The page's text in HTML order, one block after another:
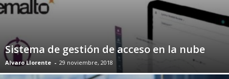
Sistema de gestión de acceso en la nube
Alvaro Llorente - 29 noviembre, 2018